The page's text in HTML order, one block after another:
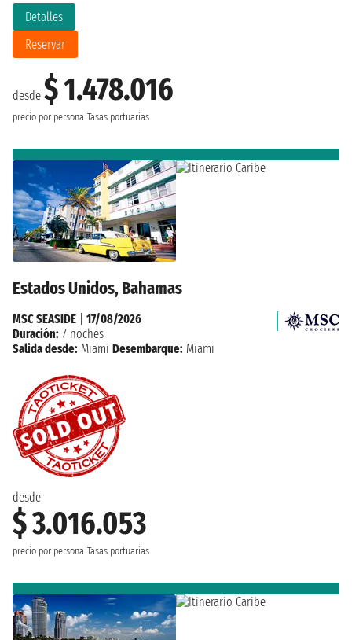
desde $ 1.478.016
precio por persona Tasas portuarias
Detalles
Reservar
Estados Unidos, Bahamas
desde
$ 3.016.053
precio por persona Tasas portuarias
MSC SEASIDE
17/08/2026
Duración: 7 noches
Salida desde: Miami Desembarque: Miami